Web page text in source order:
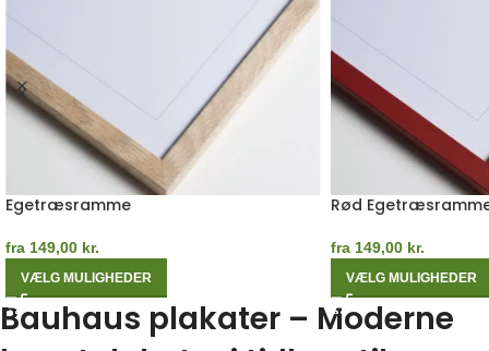
Egetræsramme
fra 149,00 kr.
VÆLG MULIGHEDER
Rød
fra 149,00 kr.
VÆLG MULIGHEDER
Bauhaus plakater – Moderne